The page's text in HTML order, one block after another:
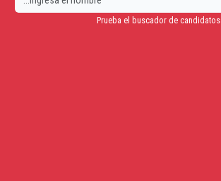
Prueba el buscador de candidatos